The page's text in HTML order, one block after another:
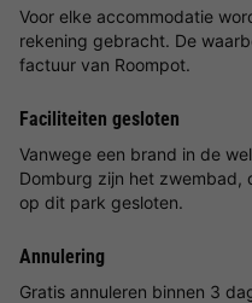
Voor elke accommodatie
rekening gebracht. De
factuur van Roompot.
Faciliteiten gesloten
Vanwege een brand in de
Domburg zijn het zwembad,
op dit park gesloten.
Annulering
Gratis annuleren binnen 3